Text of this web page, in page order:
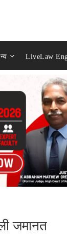
LiveLaw
जमानत